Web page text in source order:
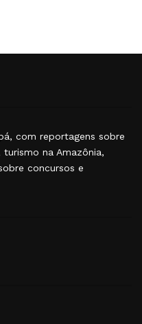
com reportagens sobre
na Amazônia,
concursos e